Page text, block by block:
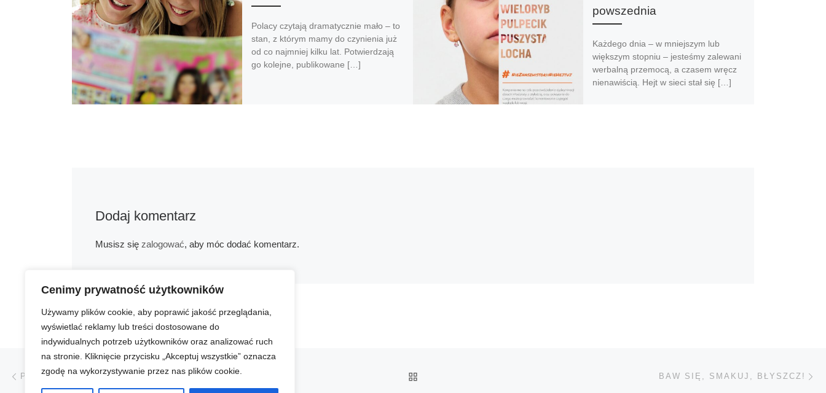
Cenimy prywatność użytkowników
Używamy plików cookie, aby poprawić jakość przeglądania,
wyświetlać reklamy lub treści dostosowane do
indywidualnych potrzeb użytkowników oraz analizować ruch
na stronie. Kliknięcie przycisku „Akceptuj wszystkie” oznacza
zgodę na wykorzystywanie przez nas plików cookie.
Polacy czytają dramatycznie mało – to
stan, z którym mamy do czynienia już
od co najmniej kilku lat. Potwierdzają
go kolejne, publikowane […]
powszednia
Każdego dnia – w mniejszym lub
większym stopniu – jesteśmy zalewani
werbalną przemocą, a czasem wręcz
nienawiścią. Hejt w sieci stał się […]
Dodaj komentarz
Musisz się zalogować, aby móc dodać komentarz.
Przeglądanie Wpisów
Poprzedni post
PORADNIK DLA EMERYTÓW W „FAKCIE” BAW SIĘ, SMAKUJ, BŁYSZCZ!